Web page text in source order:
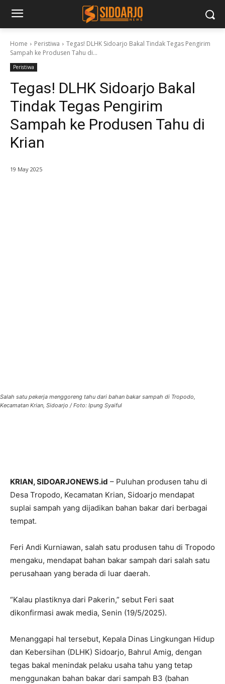
Home Peristiwa
Tegas! DLHK Sidoarjo Bakal Tindak Tegas Pengirim
Sampah ke Produsen Tahu di...
Peristiwa
Tegas! DLHK Sidoarjo Bakal
Tindak Tegas Pengirim
Sampah ke Produsen Tahu di
Krian
19 May 2025
Salah satu pekerja menggoreng tahu dari bahan bakar sampah di Tropodo,
Kecamatan Krian, Sidoarjo / Foto: Ipung Syaiful
KRIAN, SIDOARJONEWS.id – Puluhan produsen tahu di
Desa Tropodo, Kecamatan Krian, Sidoarjo mendapat
suplai sampah yang dijadikan bahan bakar dari berbagai
tempat.
Feri Andi Kurniawan, salah satu produsen tahu di Tropodo
mengaku, mendapat bahan bakar sampah dari salah satu
perusahaan yang berada di luar daerah.
“Kalau plastiknya dari Pakerin,” sebut Feri saat
dikonfirmasi awak media, Senin (19/5/2025).
Menanggapi hal tersebut, Kepala Dinas Lingkungan Hidup
dan Kebersihan (DLHK) Sidoarjo, Bahrul Amig, dengan
tegas bakal menindak pelaku usaha tahu yang tetap
menggunakan bahan bakar dari sampah B3 (bahan